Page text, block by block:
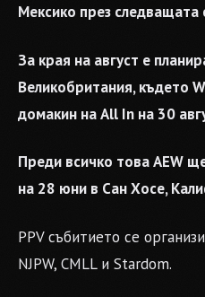
Мексико през следващата
За края на август е
Великобритания, където
домакин на All In на 30
Преди всичко това AEW
на 28 юни в Сан Хосе,
PPV събитието се
NJPW, CMLL и Stardom.